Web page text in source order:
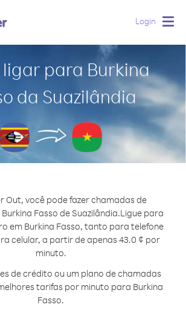
Login
ligar para Burkina
da Suazilândia
Out, você pode fazer chamadas de
Fasso de Suazilândia.Ligue para
em Burkina Fasso, tanto para telefone
celular, a partir de apenas 43.0 ¢ por
minuto.
de crédito ou um plano de chamadas
tarifas por minuto para Burkina
Fasso.